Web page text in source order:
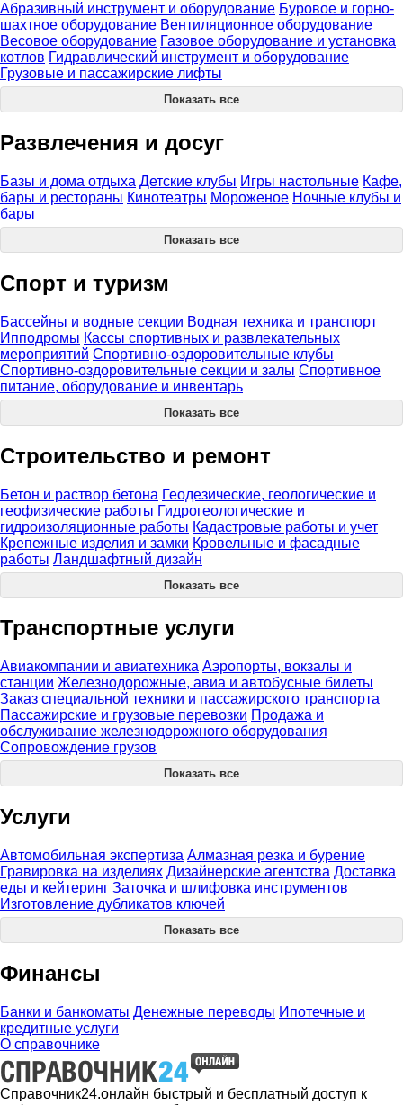
Абразивный инструмент и оборудование Буровое и горно-
шахтное оборудование Вентиляционное оборудование
Весовое оборудование Газовое оборудование и установка
котлов Гидравлический инструмент и оборудование
Грузовые и пассажирские лифты
Показать все
Развлечения и досуг
Базы и дома отдыха Детские клубы Игры настольные Кафе,
бары и рестораны Кинотеатры Мороженое Ночные клубы и
бары
Показать все
Спорт и туризм
Бассейны и водные секции Водная техника и транспорт
Ипподромы Кассы спортивных и развлекательных
мероприятий Спортивно-оздоровительные клубы
Спортивно-оздоровительные секции и залы Спортивное
питание, оборудование и инвентарь
Показать все
Строительство и ремонт
Бетон и раствор бетона Геодезические, геологические и
геофизические работы Гидрогеологические и
гидроизоляционные работы Кадастровые работы и учет
Крепежные изделия и замки Кровельные и фасадные
работы Ландшафтный дизайн
Показать все
Транспортные услуги
Авиакомпании и авиатехника Аэропорты, вокзалы и
станции Железнодорожные, авиа и автобусные билеты
Заказ специальной техники и пассажирского транспорта
Пассажирские и грузовые перевозки Продажа и
обслуживание железнодорожного оборудования
Сопровождение грузов
Показать все
Услуги
Автомобильная экспертиза Алмазная резка и бурение
Гравировка на изделиях Дизайнерские агентства Доставка
еды и кейтеринг Заточка и шлифовка инструментов
Изготовление дубликатов ключей
Показать все
Финансы
Банки и банкоматы Денежные переводы Ипотечные и
кредитные услуги
О справочнике
Справочник24.онлайн быстрый и бесплатный доступ к